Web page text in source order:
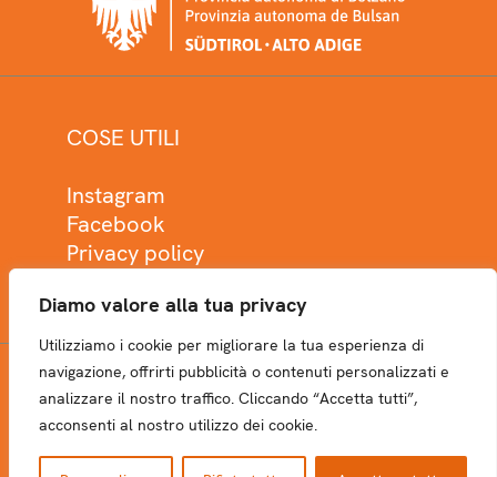
Diamo valore alla tua privacy
Utilizziamo i cookie per migliorare la tua esperienza di
navigazione, offrirti pubblicità o contenuti personalizzati e
analizzare il nostro traffico. Cliccando “Accetta tutti”,
acconsenti al nostro utilizzo dei cookie.
COSE UTILI
Instagram
Facebook
Privacy policy
NEWSLETTER